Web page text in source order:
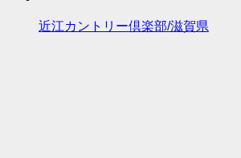
近江カントリー倶楽部/滋賀県